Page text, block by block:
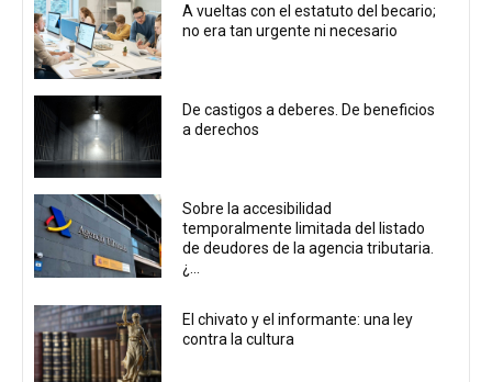
A vueltas con el estatuto del becario;
no era tan urgente ni necesario
De castigos a deberes. De beneficios
a derechos
Sobre la accesibilidad
temporalmente limitada del listado
de deudores de la agencia tributaria.
¿...
El chivato y el informante: una ley
contra la cultura